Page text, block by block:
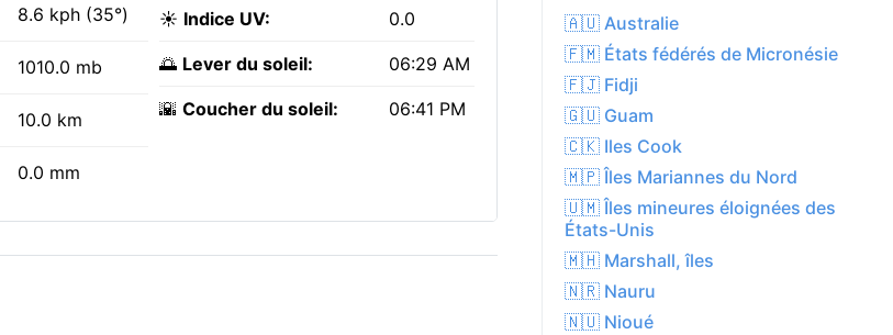
8.6 kph (35°)
1010.0 mb
10.0 km
0.0 mm
☀️ Indice UV: 0.0
🌅 Lever du soleil: 06:29 AM
🌇 Coucher du soleil: 06:41 PM
🇦🇺 Australie
🇫🇲 États fédérés de Micronésie
🇫🇯 Fidji
🇬🇺 Guam
🇨🇰 Iles Cook
🇲🇵 Îles Mariannes du Nord
🇺🇲 Îles mineures éloignées des
États-Unis
🇲🇭 Marshall, îles
🇳🇷 Nauru
🇳🇺 Nioué